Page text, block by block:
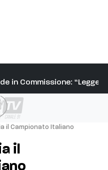
in Commissione:
poi non l’ho più visto
il Campionato Italiano
il